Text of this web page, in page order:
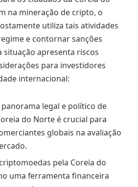
na mineração de cripto, o
utiliza tais atividades
e contornar sanções
situação apresenta riscos
para investidores
internacional:
legal e político de
do Norte é crucial para
globais na avaliação
pela Coreia do
uma ferramenta financeira